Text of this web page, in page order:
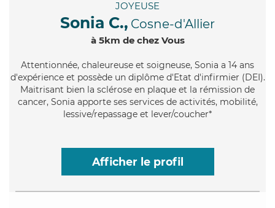
JOYEUSE
Sonia C., Cosne-d'Allier
à 5km de chez Vous
Attentionnée, chaleureuse et soigneuse, Sonia a 14 ans
d'expérience et possède un diplôme d'Etat d'infirmier (DEI).
Maitrisant bien la sclérose en plaque et la rémission de
cancer, Sonia apporte ses services de activités, mobilité,
lessive/repassage et lever/coucher*
Afficher le profil